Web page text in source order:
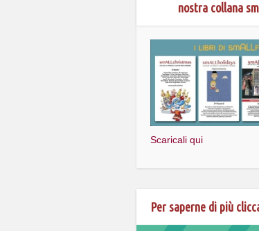
nostra collana
Scaricali qui
Per saperne di più